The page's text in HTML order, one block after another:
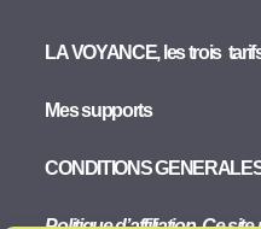
LA VOYANCE, les trois
Mes supports
CONDITIONS